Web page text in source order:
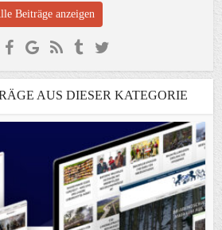
Beiträge anzeigen
AUS DIESER KATEGORIE